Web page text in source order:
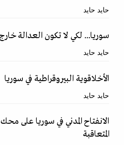
حايد حايد
سوريا... لكي لا تكون العدالة
حايد حايد
الأخلاقوية البيروقراطية في سوريا
حايد حايد
الانفتاح المدني في سوريا على
المتعاقبة